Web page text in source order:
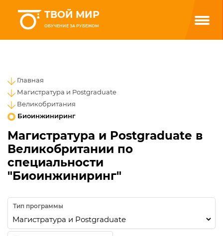
ТВОЙ МИР
ОБУЧЕНИЕ ЗА РУБЕЖОМ
Главная
Магистратура и Postgraduate
Великобритания
Биоинжиниринг
Магистратура и Postgraduate в
Великобритании по
специальности
"Биоинжиниринг"
Тип программы